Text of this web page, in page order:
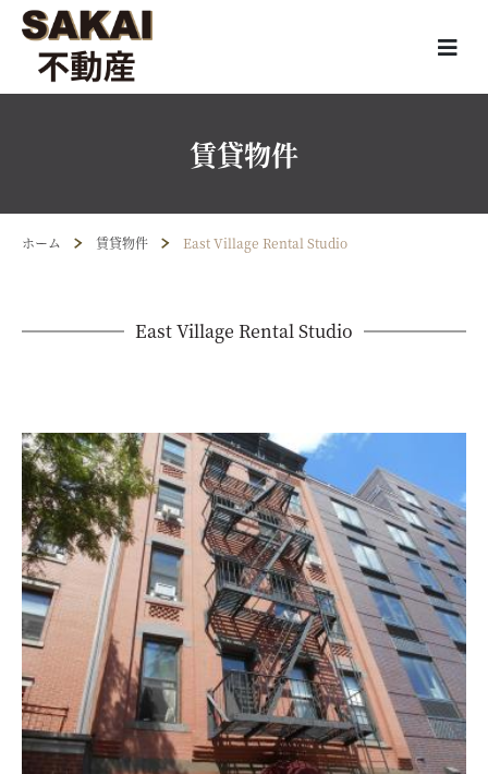
賃貸物件
ホーム 賃貸物件 East Village Rental Studio
East Village Rental Studio